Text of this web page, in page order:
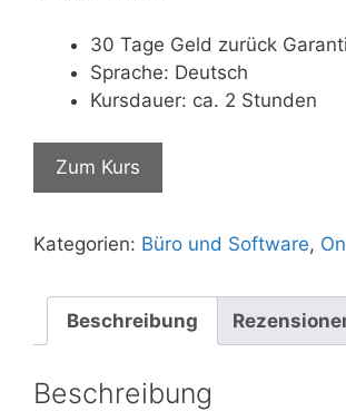
war:
€44,99
ist:
€11,99.
30 Tage Geld zurück
Sprache: Deutsch
Kursdauer: ca. 2 Stunden
Zum Kurs
Kategorien: Büro und Software,
Beschreibung
Beschreibung